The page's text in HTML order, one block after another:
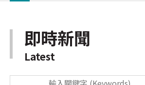
即時新聞
Latest